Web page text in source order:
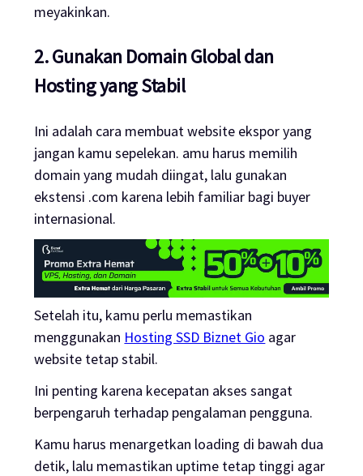
meyakinkan.
2. Gunakan Domain Global dan
Hosting yang Stabil
Ini adalah cara membuat website ekspor yang
jangan kamu sepelekan. amu harus memilih
domain yang mudah diingat, lalu gunakan
ekstensi .com karena lebih familiar bagi buyer
internasional.
Setelah itu, kamu perlu memastikan
menggunakan Hosting SSD Biznet Gio agar
website tetap stabil.
Ini penting karena kecepatan akses sangat
berpengaruh terhadap pengalaman pengguna.
Kamu harus menargetkan loading di bawah dua
detik, lalu memastikan uptime tetap tinggi agar